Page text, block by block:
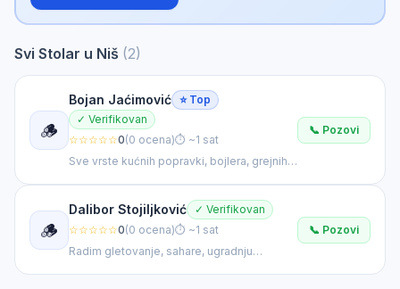
Majstoriša AI
Opisite problem za personalizovani rezultat
Vidim da tražiteStolar
. 👋 Opišite mi tačno
šta se desilo — dobiću vam procenu cene i
najrelevantnijeg majstora.
Svi Stolar u Niš (2)
🪵
Bojan Jaćimović ⭐ Top
✓ Verifikovan
☆☆☆☆☆0(0 ocena)⏱ ~1 sat
Sve vrste kućnih popravki, bojlera, grejnih
📞 Pozovi
🪵
Dalibor Stojiljković
✓ Verifikovan
☆☆☆☆☆0(0 ocena)⏱ ~1 sat
Radim gletovanje, sahare, ugradnju
📞 Pozovi